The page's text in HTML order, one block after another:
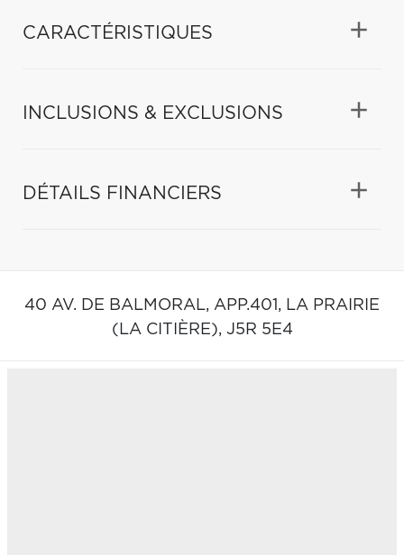
CARACTÉRISTIQUES
INCLUSIONS & EXCLUSIONS
DÉTAILS FINANCIERS
40 AV. DE BALMORAL, APP.401, LA PRAIRIE
(LA CITIÈRE), J5R 5E4